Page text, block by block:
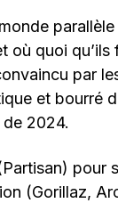
où quoi qu’ils
par
et bourré
2024.
pour
(Gorillaz,